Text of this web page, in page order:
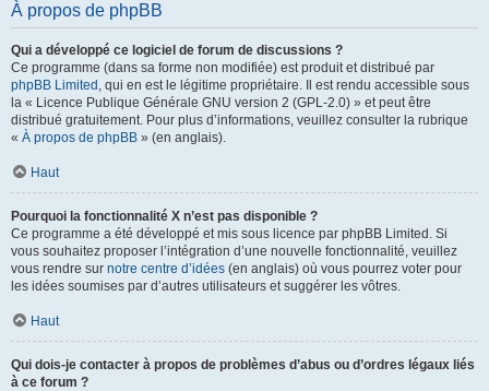
À propos de phpBB
Qui a développé ce logiciel de forum de discussions ?
Ce programme (dans sa forme non modifiée) est produit et distribué par
phpBB Limited , qui en est le légitime propriétaire. Il est rendu accessible sous
la « Licence Publique Générale GNU version 2 (GPL-2.0) » et peut être
distribué gratuitement. Pour plus d’informations, veuillez consulter la rubrique
« À propos de phpBB » (en anglais).
Haut
Pourquoi la fonctionnalité X n’est pas disponible ?
Ce programme a été développé et mis sous licence par phpBB Limited. Si
vous souhaitez proposer l’intégration d’une nouvelle fonctionnalité, veuillez
vous rendre sur notre centre d’idées (en anglais) où vous pourrez voter pour
les idées soumises par d’autres utilisateurs et suggérer les vôtres.
Haut
Qui dois-je contacter à propos de problèmes d’abus ou d’ordres légaux liés
à ce forum ?